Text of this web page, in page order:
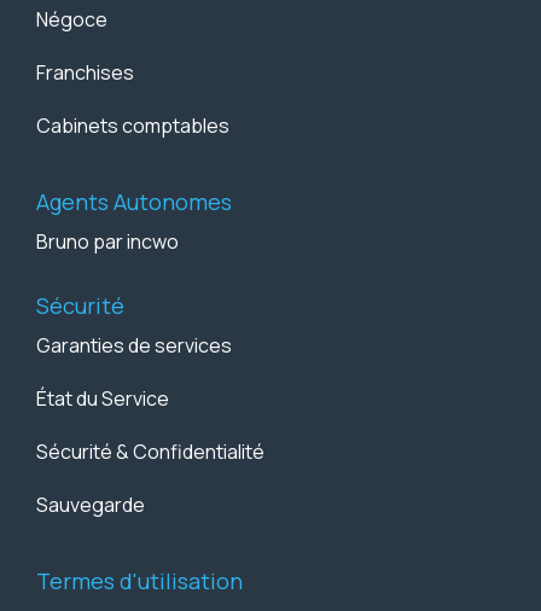
Négoce
Franchises
Cabinets comptables
Agents Autonomes
Bruno par incwo
Sécurité
Garanties de services
État du Service
Sécurité & Confidentialité
Sauvegarde
Termes d'utilisation